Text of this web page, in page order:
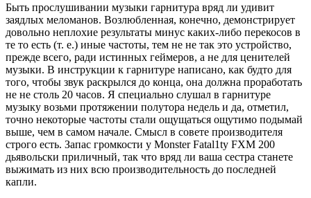
Быть прослушивании музыки гарнитура вряд ли удивит
заядлых меломанов. Возлюбленная, конечно, демонстрирует
довольно неплохие результаты минус каких-либо перекосов в
те то есть (т. е.) иные частоты, тем не не так это устройство,
прежде всего, ради истинных геймеров, а не для ценителей
музыки. В инструкции к гарнитуре написано, как будто для
того, чтобы звук раскрылся до конца, она должна проработать
не не столь 20 часов. Я специально слушал в гарнитуре
музыку возьми протяжении полутора недель и да, отметил,
точно некоторые частоты стали ощущаться ощутимо подымай
выше, чем в самом начале. Смысл в совете производителя
строго есть. Запас громкости у Monster Fatal1ty FXM 200
дьявольски приличный, так что вряд ли ваша сестра станете
выжимать из них всю производительность до последней
капли.